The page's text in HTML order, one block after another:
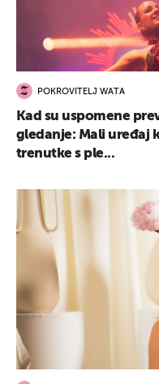
POKROVITELJ WATA
Kad su uspomene
gledanje: Mali uređaj
trenutke s ple...